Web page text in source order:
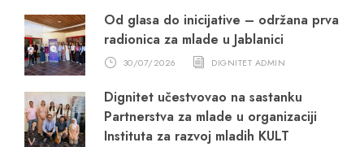
Od glasa do inicijative – održana prva
radionica za mlade u Jablanici
30/07/2026 DIGNITET ADMIN
Dignitet učestvovao na sastanku
Partnerstva za mlade u organizaciji
Instituta za razvoj mladih KULT